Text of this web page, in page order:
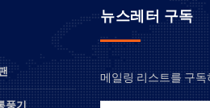
풍기
뉴스레터 구독
메일링 리스트를 구